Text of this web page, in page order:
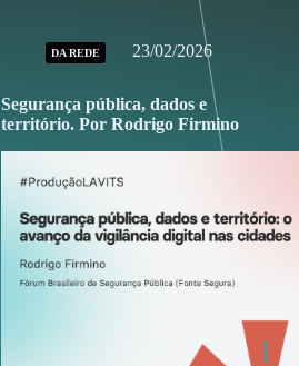
DA REDE 23/02/2026
Segurança pública, dados e
território. Por Rodrigo Firmino